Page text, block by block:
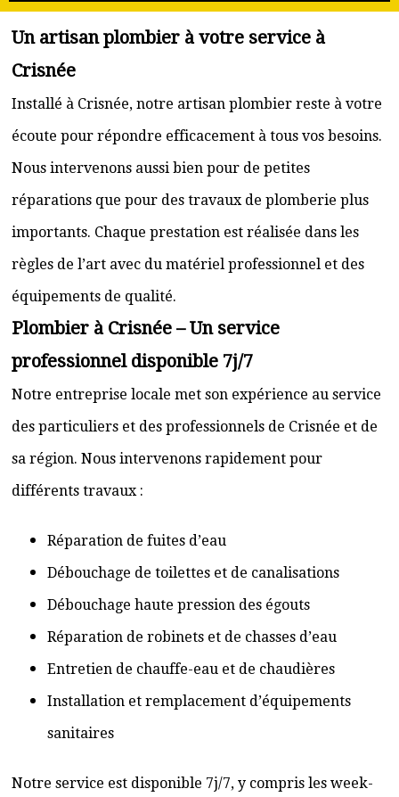
Un artisan plombier à votre service à
Crisnée
Installé à Crisnée, notre artisan plombier reste à votre
écoute pour répondre efficacement à tous vos besoins.
Nous intervenons aussi bien pour de petites
réparations que pour des travaux de plomberie plus
importants. Chaque prestation est réalisée dans les
règles de l’art avec du matériel professionnel et des
équipements de qualité.
Plombier à Crisnée – Un service
professionnel disponible 7j/7
Notre entreprise locale met son expérience au service
des particuliers et des professionnels de Crisnée et de
sa région. Nous intervenons rapidement pour
différents travaux :
Réparation de fuites d’eau
Débouchage de toilettes et de canalisations
Débouchage haute pression des égouts
Réparation de robinets et de chasses d’eau
Entretien de chauffe-eau et de chaudières
Installation et remplacement d’équipements
sanitaires
Notre service est disponible 7j/7, y compris les week-